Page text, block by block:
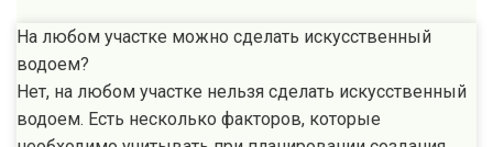
На любом участке можно сделать искусственный
водоем?
Нет, на любом участке нельзя сделать искусственный
водоем. Есть несколько факторов, которые